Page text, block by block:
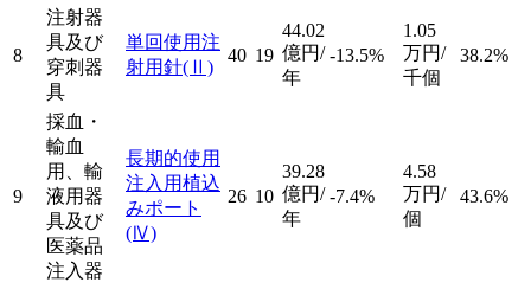
8
注射器
具及び
穿刺器
具
単回使用注
射用針(Ⅱ)
40 19
44.02
億円/
年
-13.5%
1.05
万円/
千個
38.2%
9
採血・
輸血
用、輸
液用器
具及び
医薬品
注入器
長期的使用
注入用植込
みポート
(Ⅳ)
26 10
39.28
億円/
年
-7.4%
4.58
万円/
個
43.6%